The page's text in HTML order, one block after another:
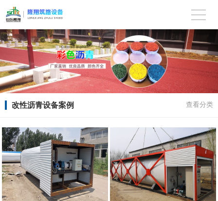
改性沥青设备案例 查看分类